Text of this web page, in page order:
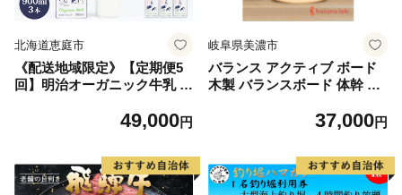
北海道恵庭市
《配送地域限定》【定期便5
回】明治オーガニック牛乳 9
49,000円
岐阜県美濃市
バランス アクティブ ボード
木製 バランスボード 体幹 ト
グッズ 健康 健康グッズ 健康
ード 岐阜 岐阜県 美濃市
37,000円